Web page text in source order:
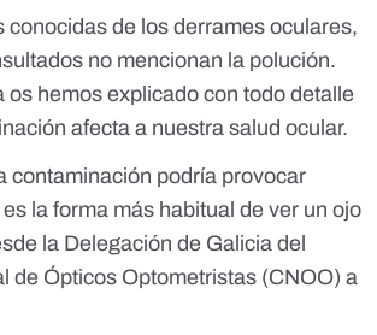
conocidas de los derrames oculares,
no mencionan la polución.
os hemos explicado con todo detalle
afecta a nuestra salud ocular.
contaminación podría provocar
la forma más habitual de ver un ojo
la Delegación de Galicia del
de Ópticos Optometristas (CNOO) a